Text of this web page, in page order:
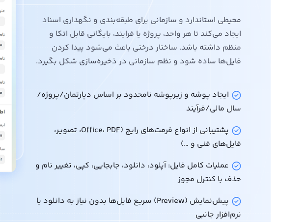
محیطی استاندارد و سازمانی برای طبقه‌بندی و نگهداری اسناد
ایجاد می‌کند تا هر واحد، پروژه یا فرایند، بایگانی قابل اتکا و
منظم داشته باشد. ساختار درختی باعث می‌شود پیدا کردن
فایل‌ها ساده شود و نظم سازمانی در ذخیره‌سازی شکل بگیرد.
ایجاد پوشه و زیرپوشه نامحدود بر اساس دپارتمان/پروژه/
سال مالی/فرآیند
پشتیبانی از انواع فرمت‌های رایج (Office، PDF، تصویر،
فایل‌های فنی و …)
عملیات کامل فایل: آپلود، دانلود، جابجایی، کپی، تغییر نام و
حذف با کنترل مجوز
پیش‌نمایش (Preview) سریع فایل‌ها بدون نیاز به دانلود یا
نرم‌افزار جانبی